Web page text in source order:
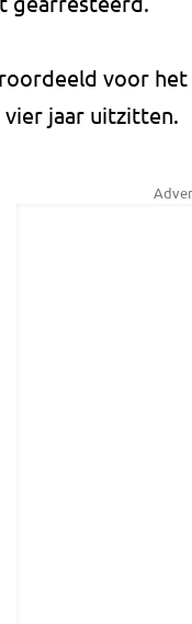
voor
jaar uitzitten.